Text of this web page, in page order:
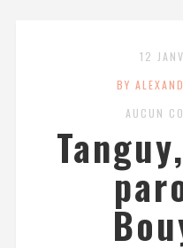
12
BY
AUCUN